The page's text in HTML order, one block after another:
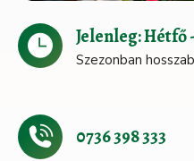
Jelenleg: Hétfő
Szezonban
0736 398 333